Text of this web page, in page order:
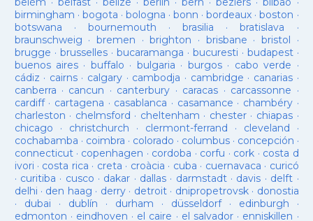
birmingham · bogota · bologna ·bonn ·bordeaux ·boston ·
botswana · bournemouth ·brasilia ·bratislava ·
braunschweig · bremen ·brighton · brisbane · bristol ·
brugge · brusselles· bucaramanga · bucuresti · budapest·
buenos aires· buffalo · bulgaria · burgos· cabo verde ·
cádiz · cairns· calgary · cambodja · cambridge · canarias·
canberra · cancun · canterbury · caracas · carcassonne ·
cardiff· cartagena · casablanca · casamance · chambéry·
charleston · chelmsford · cheltenham · chester· chiapas ·
chicago · christchurch · clermont-ferrand · cleveland ·
cochabamba · coimbra · colorado · columbus· concepción ·
connecticut· copenhagen · cordoba · corfu · cork · costa d
ivori · costa rica · creta · croàcia · cuba · cuernavaca · curicó
· curitiba · cusco · dakar · dallas · darmstadt· davis · delft ·
delhi · den haag · derry· detroit· dnipropetrovsk· donostia
· dubai · dublín · durham · düsseldorf· edinburgh ·
edmonton · eindhoven · el caire · el salvador · enniskillen ·